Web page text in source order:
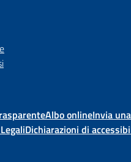
Albo onlineInvia
Dichiarazioni di